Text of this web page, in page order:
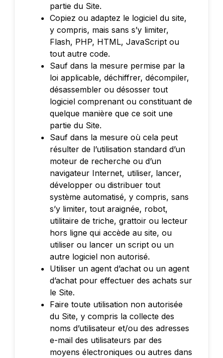
partie du Site.
Copiez ou adaptez le logiciel du site,
y compris, mais sans s’y limiter,
Flash, PHP, HTML, JavaScript ou
tout autre code.
Sauf dans la mesure permise par la
loi applicable, déchiffrer, décompiler,
désassembler ou désosser tout
logiciel comprenant ou constituant de
quelque manière que ce soit une
partie du Site.
Sauf dans la mesure où cela peut
résulter de l’utilisation standard d’un
moteur de recherche ou d’un
navigateur Internet, utiliser, lancer,
développer ou distribuer tout
système automatisé, y compris, sans
s’y limiter, tout araignée, robot,
utilitaire de triche, grattoir ou lecteur
hors ligne qui accède au site, ou
utiliser ou lancer un script ou un
autre logiciel non autorisé.
Utiliser un agent d’achat ou un agent
d’achat pour effectuer des achats sur
le Site.
Faire toute utilisation non autorisée
du Site, y compris la collecte des
noms d’utilisateur et/ou des adresses
e-mail des utilisateurs par des
moyens électroniques ou autres dans